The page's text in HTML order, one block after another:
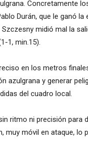
Concretamente
Durán, que le ganó la
midió mal la
1, min.15).
en los metros
azulgrana y generar
del cuadro local.
ritmo ni precisión para
muy móvil en ataque, lo